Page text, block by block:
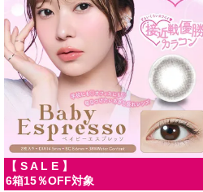
【 S A L E 】
6箱15％OFF対象